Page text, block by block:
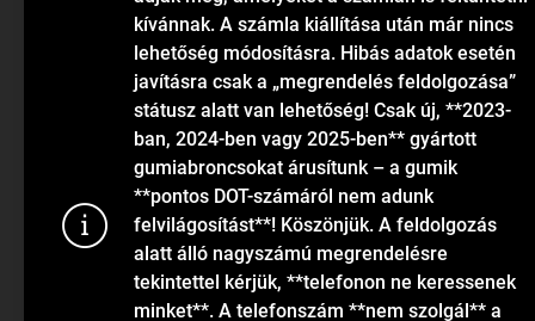
kívánnak. A számla kiállítása után már nincs
lehetőség módosításra. Hibás adatok esetén
javításra csak a „megrendelés feldolgozása”
státusz alatt van lehetőség! Csak új, **2023-
ban, 2024-ben vagy 2025-ben** gyártott
gumiabroncsokat árusítunk – a gumik
**pontos DOT-számáról nem adunk
felvilágosítást**! Köszönjük. A feldolgozás
alatt álló nagyszámú megrendelésre
tekintettel kérjük, **telefonon ne keressenek
minket**. A telefonszám **nem szolgál** a
KAPCSOLAT
info@gumiok.hu
+36705429902